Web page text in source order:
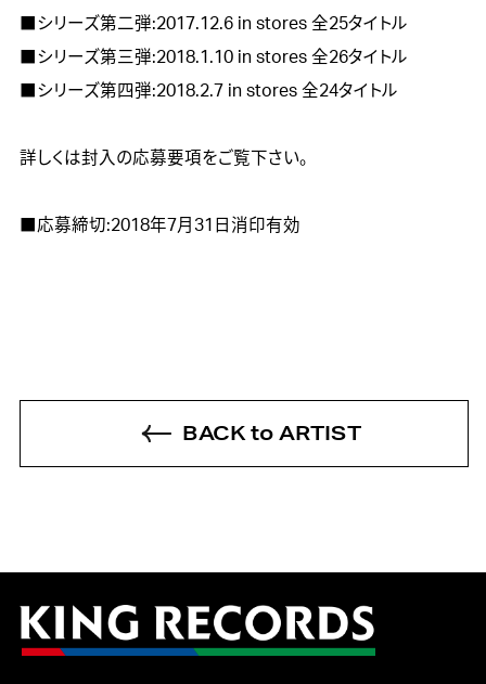
■シリーズ第二弾:2017.12.6 in stores 全25タイトル
■シリーズ第三弾:2018.1.10 in stores 全26タイトル
■シリーズ第四弾:2018.2.7 in stores 全24タイトル
詳しくは封入の応募要項をご覧下さい。
BACK to ARTIST